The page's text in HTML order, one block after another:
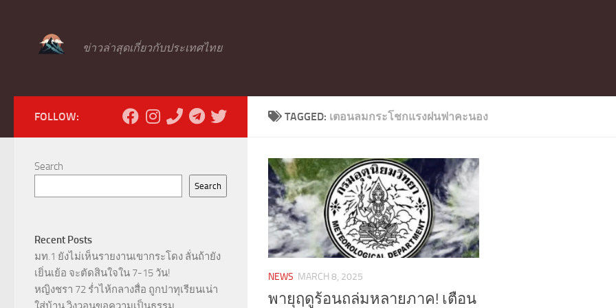
ข่าวล่าสุดเกี่ยวกับประเทศไทย
TAGGED: เตอนลมกระโชกแรงฝนฟาคะนอง
NEWS MARCH 8, 2025
พายุฤดูร้อนถล่มหลายภาค! เตือน
FOLLOW:
Search
Search
Recent Posts
มท.1 ยังไม่เห็นรายงานเขากระโดง ลั่นถ้ายัง
เยิ่นเย้อ จะตัดสินใจใน 7-15 วัน!
หญิงชรา 72 ร่ำไห้กลางสื่อ ถูกปาทุเรียนเน่า